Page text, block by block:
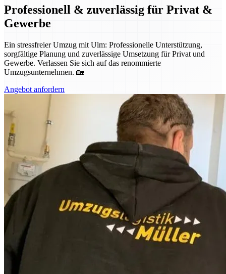
Professionell & zuverlässig für Privat &
Gewerbe
Ein stressfreier Umzug mit Ulm: Professionelle Unterstützung,
sorgfältige Planung und zuverlässige Umsetzung für Privat und
Gewerbe. Verlassen Sie sich auf das renommierte
Umzugsunternehmen. 🏡
Angebot anfordern